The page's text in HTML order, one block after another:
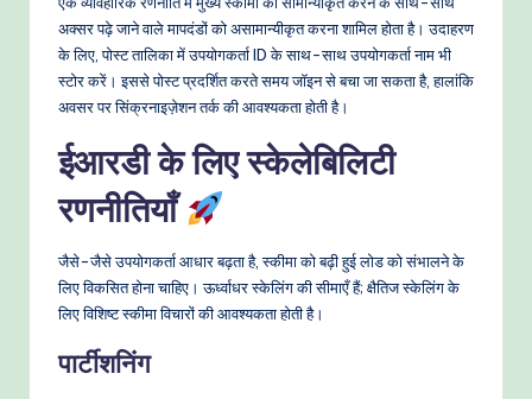
अक्सर पढ़े जाने वाले मापदंडों को असामान्यीकृत करना शामिल होता है। उदाहरण
के लिए, पोस्ट तालिका में उपयोगकर्ता ID के साथ-साथ उपयोगकर्ता नाम भी
स्टोर करें। इससे पोस्ट प्रदर्शित करते समय जॉइन से बचा जा सकता है, हालांकि
अवसर पर सिंक्रनाइज़ेशन तर्क की आवश्यकता होती है।
ईआरडी के लिए स्केलेबिलिटी
रणनीतियाँ
जैसे-जैसे उपयोगकर्ता आधार बढ़ता है, स्कीमा को बढ़ी हुई लोड को संभालने के
लिए विकसित होना चाहिए। ऊर्ध्वाधर स्केलिंग की सीमाएँ हैं; क्षैतिज स्केलिंग के
लिए विशिष्ट स्कीमा विचारों की आवश्यकता होती है।
पार्टीशनिंग